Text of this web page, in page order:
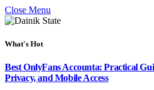
Close Menu
What's Hot
Best OnlyFans Accounta: Practical
Privacy, and Mobile Access